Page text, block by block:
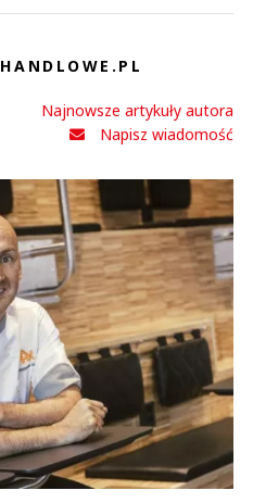
Najnowsze artykuły autora
Napisz wiadomość